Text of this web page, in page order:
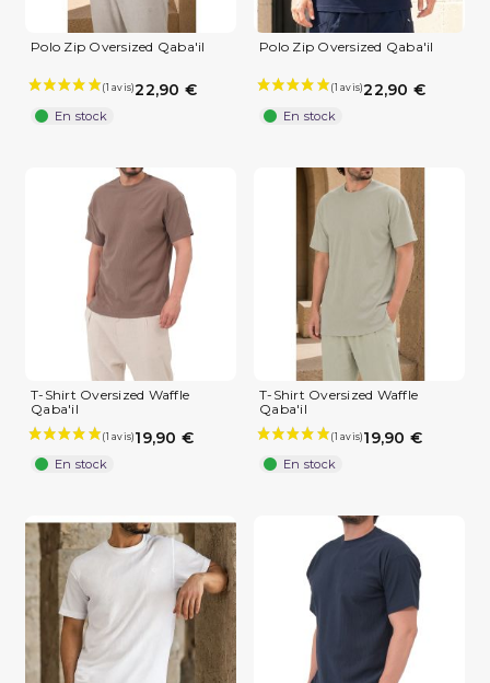
Polo Zip Oversized Qaba'il
22,90 €
En stock
Polo Zip Oversized Qaba'il
22,90 €
En stock
T-Shirt Oversized Waffle
Qaba'il
19,90 €
En stock
T-Shirt Oversized Waffle
Qaba'il
19,90 €
En stock